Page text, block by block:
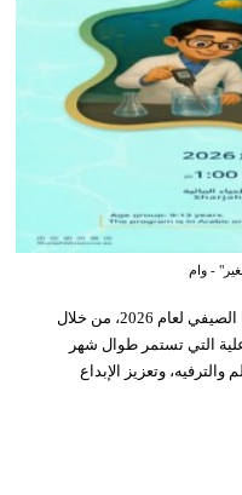
- وام
تواصل هيئة الشارقة للمتاحف تنفيذ برنامجها الصيفي لعام 2026، من خلال
التي تستمر طوال شهر
وتعزيز الإبداع